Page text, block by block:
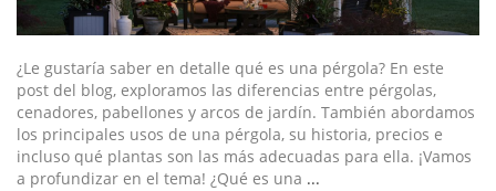
¿Le gustaría saber en detalle qué es una pérgola? En este
post del blog, exploramos las diferencias entre pérgolas,
cenadores, pabellones y arcos de jardín. También abordamos
los principales usos de una pérgola, su historia, precios e
incluso qué plantas son las más adecuadas para ella. ¡Vamos
a profundizar en el tema! ¿Qué es una ...